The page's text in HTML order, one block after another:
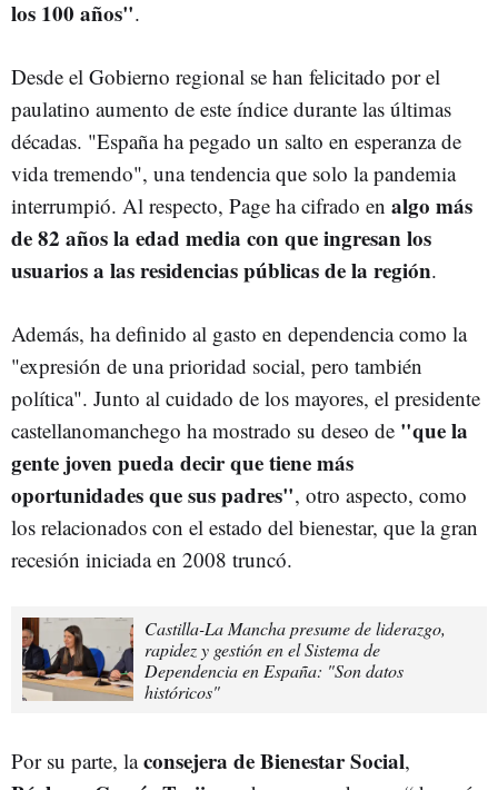
los 100 años".
Desde el Gobierno regional se han felicitado por el
paulatino aumento de este índice durante las últimas
décadas. "España ha pegado un salto en esperanza de
vida tremendo", una tendencia que solo la pandemia
interrumpió. Al respecto, Page ha cifrado en algo más
de 82 años la edad media con que ingresan los
usuarios a las residencias públicas de la región.
Además, ha definido al gasto en dependencia como la
"expresión de una prioridad social, pero también
política". Junto al cuidado de los mayores, el presidente
castellanomanchego ha mostrado su deseo de "que la
gente joven pueda decir que tiene más
oportunidades que sus padres", otro aspecto, como
los relacionados con el estado del bienestar, que la gran
recesión iniciada en 2008 truncó.
Castilla-La Mancha presume de liderazgo,
rapidez y gestión en el Sistema de
Dependencia en España: "Son datos
históricos"
Por su parte, laconsejera de Bienestar Social,